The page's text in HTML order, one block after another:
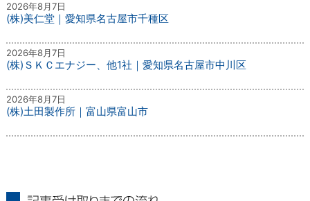
2026年8月7日
(株)美仁堂｜愛知県名古屋市千種区
2026年8月7日
(株)ＳＫＣエナジー、他1社｜愛知県名古屋市中川区
2026年8月7日
(株)土田製作所｜富山県富山市